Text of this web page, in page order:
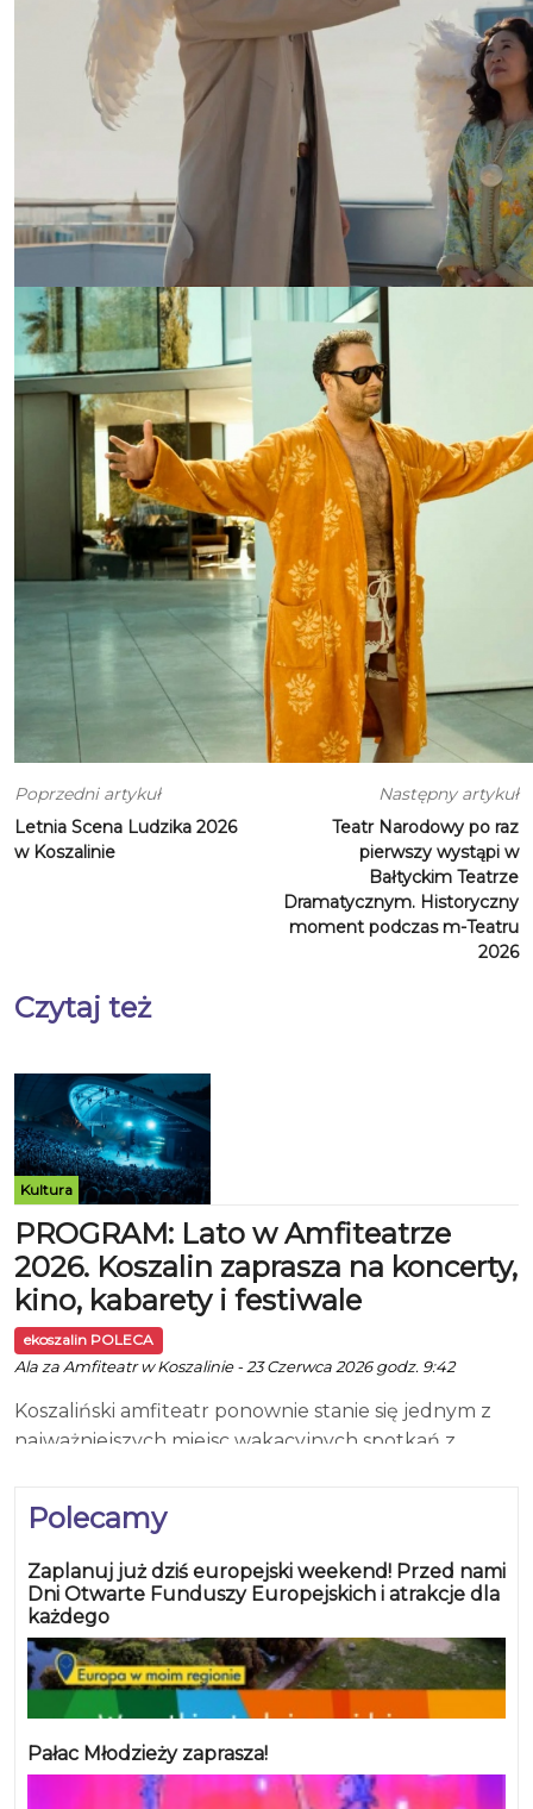
Polecamy
Zaplanuj już dziś europejski weekend! Przed nami
Dni Otwarte Funduszy Europejskich i atrakcje dla
każdego
Pałac Młodzieży zaprasza!
Poprzedni artykuł
Letnia Scena Ludzika 2026
w Koszalinie
Następny artykuł
Teatr Narodowy po raz
pierwszy wystąpi w
Bałtyckim Teatrze
Dramatycznym. Historyczny
moment podczas m-Teatru
2026
Czytaj też
Kultura
PROGRAM: Lato w Amfiteatrze
2026. Koszalin zaprasza na koncerty,
kino, kabarety i festiwale
ekoszalin POLECA
Ala za Amfiteatr w Koszalinie - 23 Czerwca 2026 godz. 9:42
Koszaliński amfiteatr ponownie stanie się jednym z
najważniejszych miejsc wakacyjnych spotkań z
odbiorców: od kinowych seansów pod gwiazdami,
przez koncerty znanych artystów, po festiwale,
kabarety i muzyczne projekty specjalne. W lipcu,
sierpniu i wrześniu Amfiteatr w Koszalinie przy ul.
Piastowskiej 7 wypełni się muzyką, filmem i dobrą
zabawą. Organizatorzy przygotowali propozycje
zarówno dla miłośników polskiej sceny muzycznej,
plenerze. Sezon rozpocznie się od cyklu Kino na
leżakach. Już 2 lipca o godz. 22.00 widzowie obejrzą